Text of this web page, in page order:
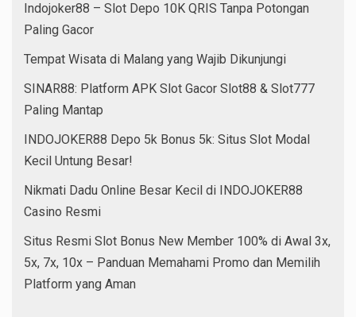
Indojoker88 – Slot Depo 10K QRIS Tanpa Potongan
Paling Gacor
Tempat Wisata di Malang yang Wajib Dikunjungi
SINAR88: Platform APK Slot Gacor Slot88 & Slot777
Paling Mantap
INDOJOKER88 Depo 5k Bonus 5k: Situs Slot Modal
Kecil Untung Besar!
Nikmati Dadu Online Besar Kecil di INDOJOKER88
Casino Resmi
Situs Resmi Slot Bonus New Member 100% di Awal 3x,
5x, 7x, 10x – Panduan Memahami Promo dan Memilih
Platform yang Aman